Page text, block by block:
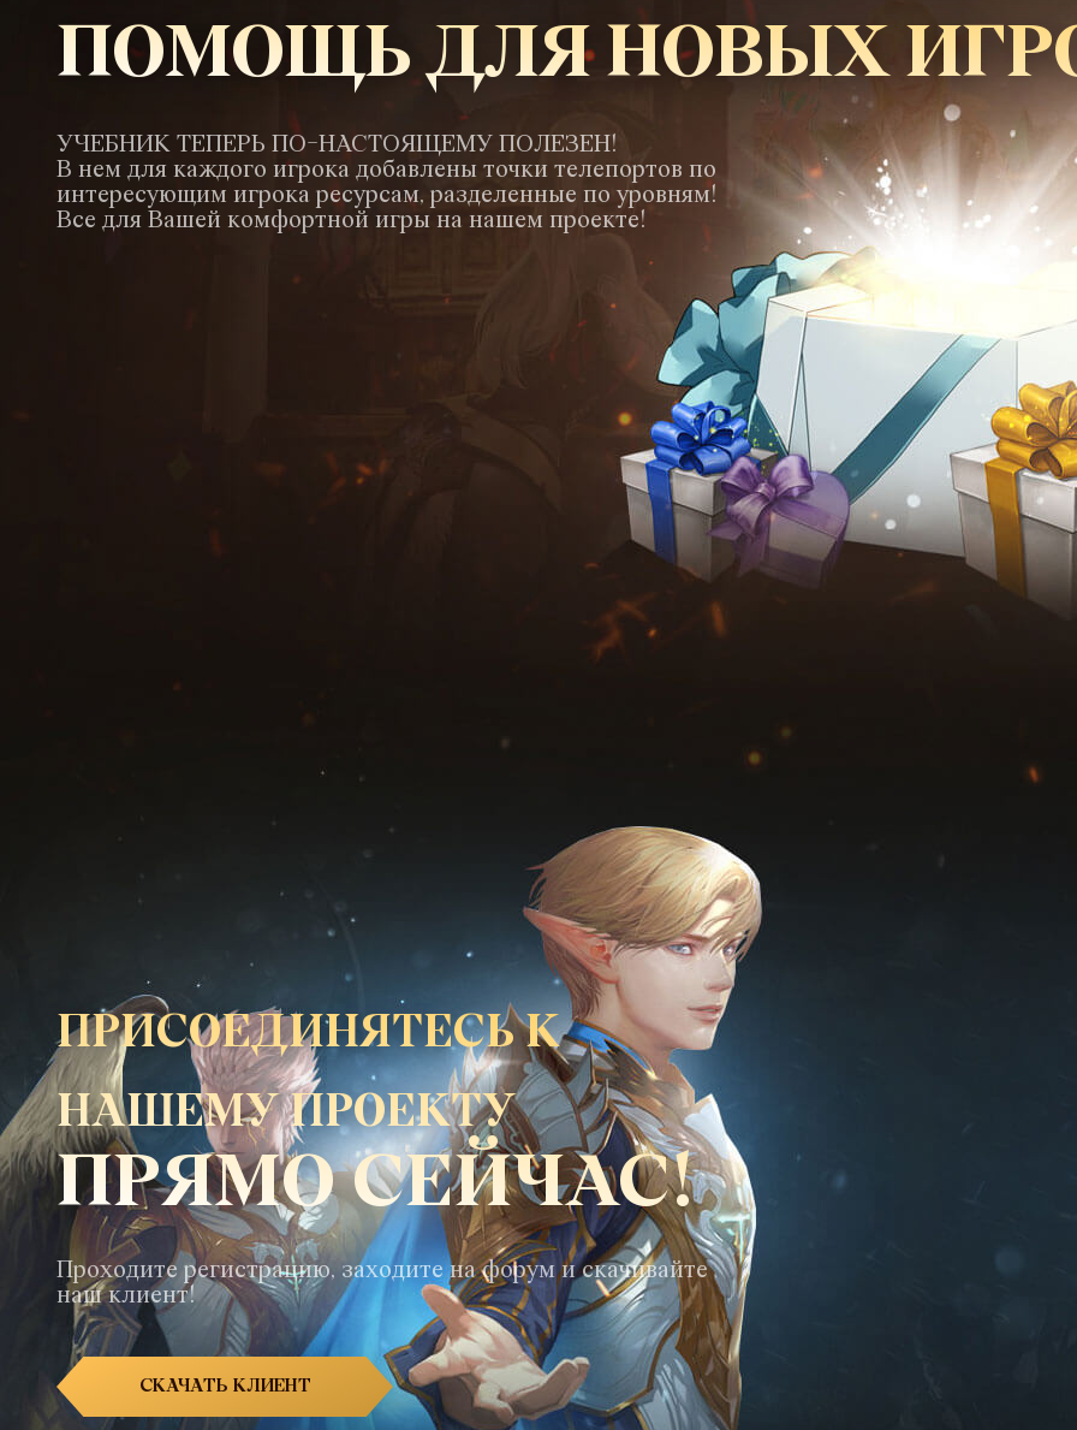
ПОМОЩЬ ДЛЯ НОВЫХ
УЧЕБНИК ТЕПЕРЬ ПО-НАСТОЯЩЕМУ ПОЛЕЗЕН!
В нем для каждого игрока добавлены точки телепортов по
интересующим игрока ресурсам, разделенные по уровням!
Все для Вашей комфортной игры на нашем проекте!
ПРИСОЕДИНЯТЕСЬ К
НАШЕМУ ПРОЕКТУ
ПРЯМО СЕЙЧАС!
Проходите регистрацию, заходите на форум и скачивайте
наш клиент!
СКАЧАТЬ КЛИЕНТ